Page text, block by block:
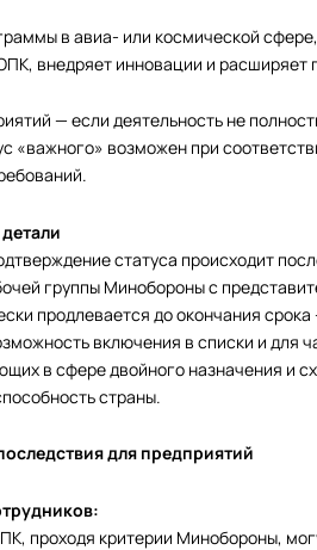
в авиа- или космической
внедряет инновации и расширяет
— если деятельность не
«важного» возможен при
статуса происходит
группы Минобороны с
продлевается до окончания
включения в списки и для
в сфере двойного назначения и
страны.
для предприятий
проходя критерии Минобороны,